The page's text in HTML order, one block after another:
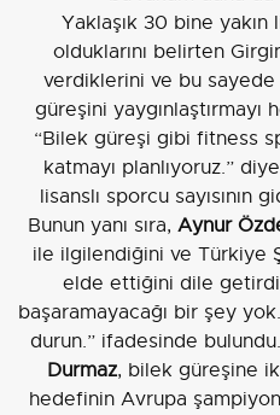
Yaklaşık 30 bine yakın
olduklarını belirten
verdiklerini ve bu
güreşini
“Bilek güreşi gibi fitness
katmayı planlıyoruz.”
lisanslı sporcu sayısının
Bunun yanı sıra, Aynur
ile ilgilendiğini ve Türkiye
elde ettiğini dile getirdi.
başaramayacağı bir şey
durun.” ifadesinde
Durmaz, bilek güreşine iki
hedefinin Avrupa